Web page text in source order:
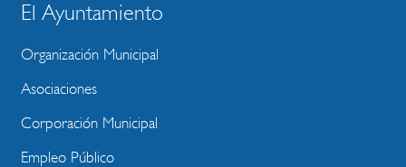
BLOQUE
MENU
WEBSITE
El Ayuntamiento
Organización Municipal
Asociaciones
Corporación Municipal
Empleo Público